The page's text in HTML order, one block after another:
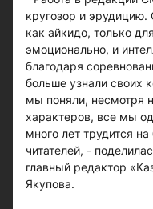
кругозор и эрудицию.
как айкидо, только
эмоционально, и
благодаря
больше узнали своих
мы поняли, несмотря
характеров, все мы
много лет трудится
читателей, -
главный редактор
Якупова.